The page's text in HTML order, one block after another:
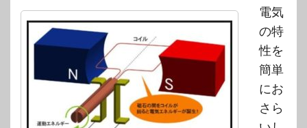
電気
の特
性を
簡単
にお
さら